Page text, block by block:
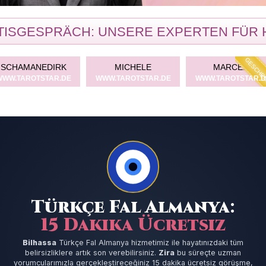
UNSERE EXPERTEN FÜR
GESCHENK
KIRA
WWW.TAROTSTAR.DE
AZIZAY ANDREA
WWW.TAROTSTAR.DE
Türkçe Fal Almanya:
15 Dakika Ücretsiz
Bilhassa Türkçe Fal Almanya hizmetimiz ile hayatınızdaki tüm
belirsizliklere artık son verebilirsiniz. Zira bu süreçte uzman
yorumcularımızla gerçekleştireceğiniz 15 dakika ücretsiz görüşme,